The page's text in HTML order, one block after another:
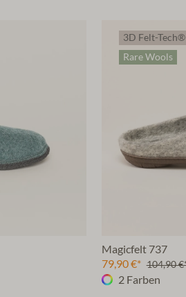
3D Felt-Tech®
Rare Wools
Magicfelt 737
79,90 €* 104,90
2 Farben